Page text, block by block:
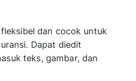
dan cocok untuk
Dapat diedit
teks, gambar, dan